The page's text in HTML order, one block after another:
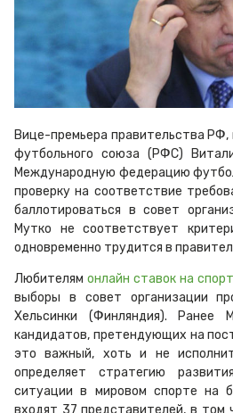
Вице-премьера правительства РФ,
футбольного союза (РФС)
Международную федерацию
проверку на соответствие
баллотироваться в совет
Мутко не соответствует
одновременно трудится в
Любителям онлайн ставок на
выборы в совет организации
Хельсинки (Финляндия). Ранее
кандидатов, претендующих на
это важный, хоть и не
определяет стратегию
ситуации в мировом спорте на